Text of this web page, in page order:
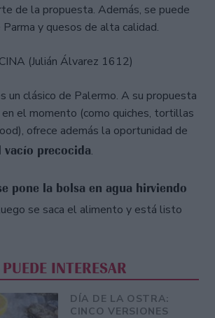
de la propuesta. Además, se puede
Parma y quesos de alta calidad.
(Julián Álvarez 1612)
un clásico de Palermo. A su propuesta
el momento (como quiches, tortillas
ofrece además la oportunidad de
precocida.
pone la bolsa en agua hirviendo
se saca el alimento y está listo
INTERESAR
DÍA DE LA OSTRA:
CINCO VERSIONES